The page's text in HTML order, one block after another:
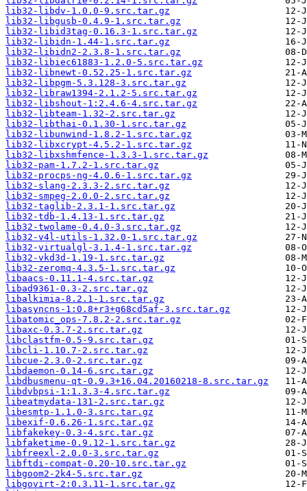
lib32-libdv-1.0.0-9.src.tar.gz
lib32-libgusb-0.4.9-1.src.tar.gz
lib32-libid3tag-0.16.3-1.src.tar.gz
lib32-libidn-1.44-1.src.tar.gz
lib32-libidn2-2.3.8-1.src.tar.gz
lib32-libiec61883-1.2.0-5.src.tar.gz
lib32-libnewt-0.52.25-1.src.tar.gz
lib32-libpgm-5.3.128-3.src.tar.gz
lib32-libraw1394-2.1.2-5.src.tar.gz
lib32-libshout-1:2.4.6-4.src.tar.gz
lib32-libteam-1.32-2.src.tar.gz
lib32-libthai-0.1.30-1.src.tar.gz
lib32-libunwind-1.8.2-1.src.tar.gz
lib32-libxcrypt-4.5.2-1.src.tar.gz
lib32-libxshmfence-1.3.3-1.src.tar.gz
lib32-pam-1.7.2-1.src.tar.gz
lib32-procps-ng-4.0.6-1.src.tar.gz
lib32-slang-2.3.3-2.src.tar.gz
lib32-smpeg-2.0.0-2.src.tar.gz
lib32-taglib-2.3.1-1.src.tar.gz
lib32-tdb-1.4.13-1.src.tar.gz
lib32-twolame-0.4.0-3.src.tar.gz
lib32-v4l-utils-1.32.0-1.src.tar.gz
lib32-virtualgl-3.1.4-1.src.tar.gz
lib32-vkd3d-1.19-1.src.tar.gz
lib32-zeromq-4.3.5-1.src.tar.gz
libaacs-0.11.1-4.src.tar.gz
libad9361-0.3-2.src.tar.gz
libalkimia-8.2.1-1.src.tar.gz
libasyncns-1:0.8+r3+g68cd5af-3.src.tar.gz
libatomic_ops-7.8.2-2.src.tar.gz
libaxc-0.3.7-2.src.tar.gz
libclastfm-0.5-9.src.tar.gz
libcli-1.10.7-2.src.tar.gz
libcue-2.3.0-2.src.tar.gz
libdaemon-0.14-6.src.tar.gz
libdbusmenu-qt-0.9.3+16.04.20160218-8.src.tar.gz
libdvbpsi-1:1.3.3-4.src.tar.gz
libeatmydata-131-2.src.tar.gz
libesmtp-1.1.0-3.src.tar.gz
libexif-0.6.26-1.src.tar.gz
libfakekey-0.3-4.src.tar.gz
libfaketime-0.9.12-1.src.tar.gz
libfreexl-2.0.0-3.src.tar.gz
libftdi-compat-0.20-10.src.tar.gz
libgoom2-2k4-5.src.tar.gz
libgovirt-2:0.3.11-1.src.tar.gz